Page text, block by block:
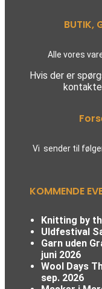
BUTIK,
Alle vores
Hvis der er
Vi sender til
KOMMENDE
Knitting by
Uldfestival
Garn uden
juni 2026
Wool Days
sep. 2026